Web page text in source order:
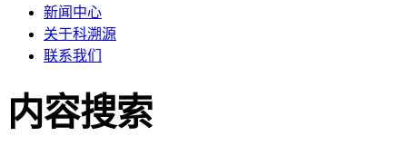
新闻中心
关于科溯源
联系我们
内容搜索